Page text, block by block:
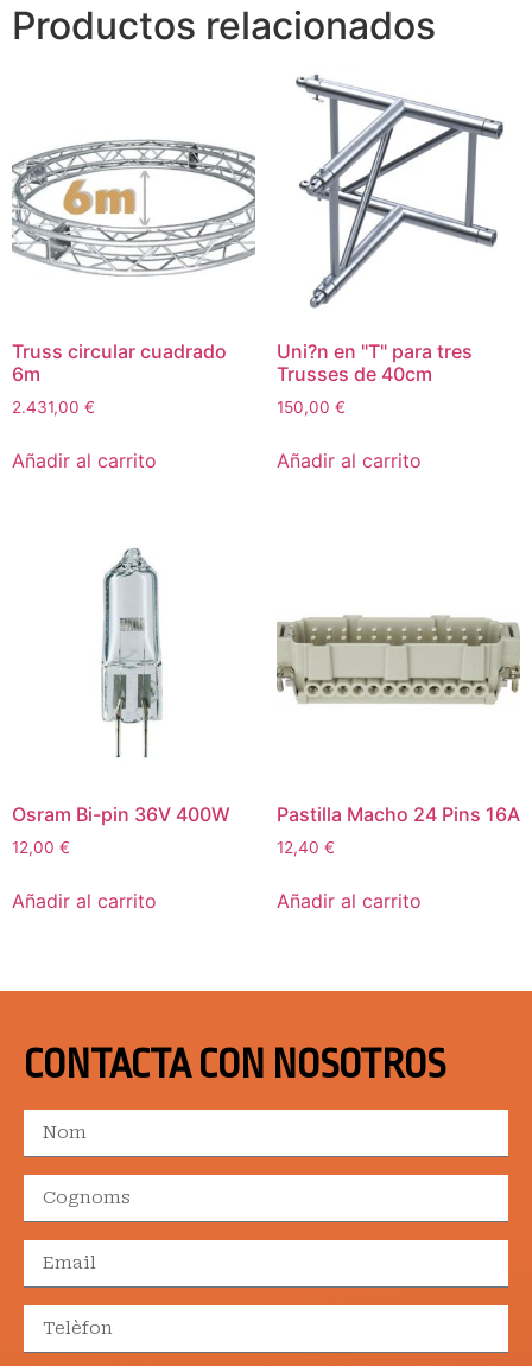
Productos relacionados
Truss circular cuadrado
6m
2.431,00 €
Añadir al carrito
Uni?n en "T" para tres
Trusses de 40cm
150,00 €
Añadir al carrito
Osram Bi-pin 36V 400W
12,00 €
Añadir al carrito
Pastilla Macho 24 Pins 16A
12,40 €
Añadir al carrito
CONTACTA CON NOSOTROS